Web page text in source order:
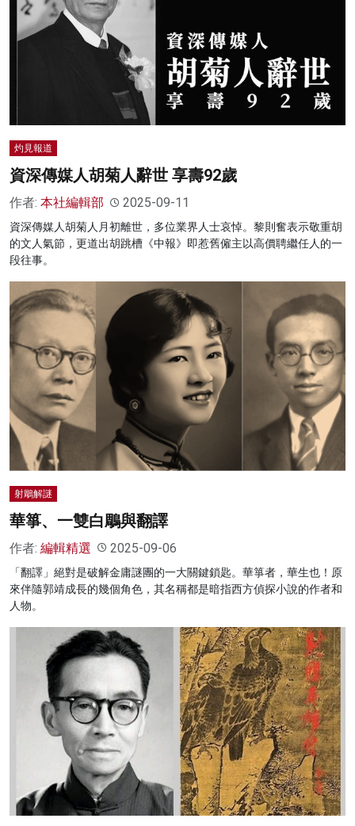
灼見報道
資深傳媒人胡菊人辭世 享壽92歲
作者: 本社編輯部 2025-09-11
資深傳媒人胡菊人月初離世，多位業界人士哀悼。黎則奮表示敬重胡
的文人氣節，更道出胡跳槽《中報》即惹舊僱主以高價聘繼任人的一
段往事。
射鵰解謎
華箏、一雙白鵰與翻譯
作者: 編輯精選 2025-09-06
「翻譯」絕對是破解金庸謎團的一大關鍵鎖匙。華箏者，華生也！原
來伴隨郭靖成長的幾個角色，其名稱都是暗指西方偵探小說的作者和
人物。